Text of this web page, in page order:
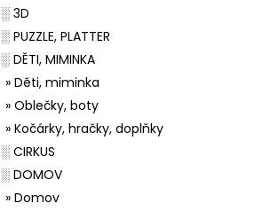
░ 3D
░ PUZZLE, PLATTER
░ DĚTI, MIMINKA
» Děti, miminka
» Oblečky, boty
» Kočárky, hračky, doplňky
░ CIRKUS
░ DOMOV
» Domov